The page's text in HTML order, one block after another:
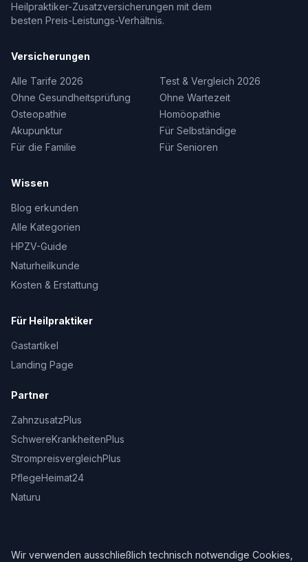
Wir verwenden ausschließlich technisch notwendige Cookies,
Heilpraktiker-Zusatzversicherungen mit dem
besten Preis-Leistungs-Verhältnis.
Versicherungen
Alle Tarife 2026
Test & Vergleich 2026
Ohne Gesundheitsprüfung
Ohne Wartezeit
Osteopathie
Homöopathie
Akupunktur
Für Selbständige
Für die Familie
Für Senioren
Wissen
Blog erkunden
Alle Kategorien
HPZV-Guide
Naturheilkunde
Kosten & Erstattung
Für Heilpraktiker
Gastartikel
Landing Page
Partner
ZahnzusatzPlus
SchwereKrankheitenPlus
StrompreisvergleichPlus
PflegeHeimat24
Naturu